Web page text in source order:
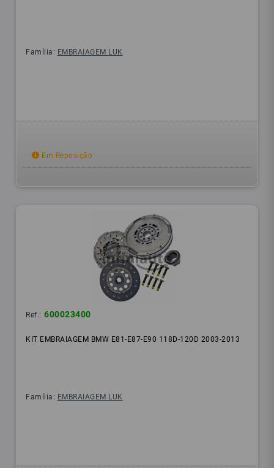
Família: EMBRAIAGEM LUK
Em Reposição
Ref.: 600023400
KIT EMBRAIAGEM BMW E81-E87-E90 118D-120D 2003-2013
Família: EMBRAIAGEM LUK